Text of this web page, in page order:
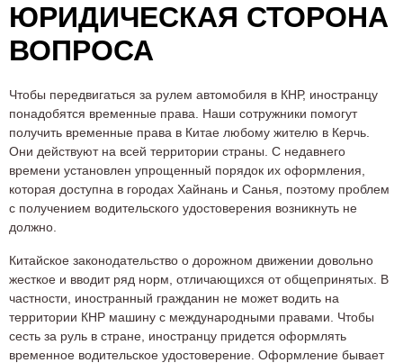
ЮРИДИЧЕСКАЯ СТОРОНА
ВОПРОСА
Чтобы передвигаться за рулем автомобиля в КНР, иностранцу
понадобятся временные права. Наши сотружники помогут
получить временные права в Китае любому жителю в Керчь.
Они действуют на всей территории страны. С недавнего
времени установлен упрощенный порядок их оформления,
которая доступна в городах Хайнань и Санья, поэтому проблем
с получением водительского удостоверения возникнуть не
должно.
Китайское законодательство о дорожном движении довольно
жесткое и вводит ряд норм, отличающихся от общепринятых. В
частности, иностранный гражданин не может водить на
территории КНР машину с международными правами. Чтобы
сесть за руль в стране, иностранцу придется оформлять
временное водительское удостоверение. Оформление бывает